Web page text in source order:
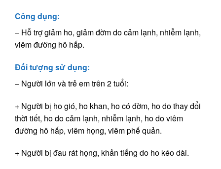
Công dụng:
– Hỗ trợ giảm ho, giảm đờm do cảm lạnh, nhiễm lạnh,
viêm đường hô hấp.
Đối tượng sử dụng:
– Người lớn và trẻ em trên 2 tuổi:
+ Người bị ho gió, ho khan, ho có đờm, ho do thay đổi
thời tiết, ho do cảm lạnh, nhiễm lạnh, ho do viêm
đường hô hấp, viêm họng, viêm phế quản.
+ Người bị đau rát họng, khản tiếng do ho kéo dài.